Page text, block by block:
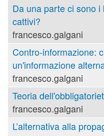
Da una parte ci sono i
cattivi?
francesco.galgani
Contro-informazione:
un'informazione
francesco.galgani
Teoria
francesco.galgani
L’alternativa alla